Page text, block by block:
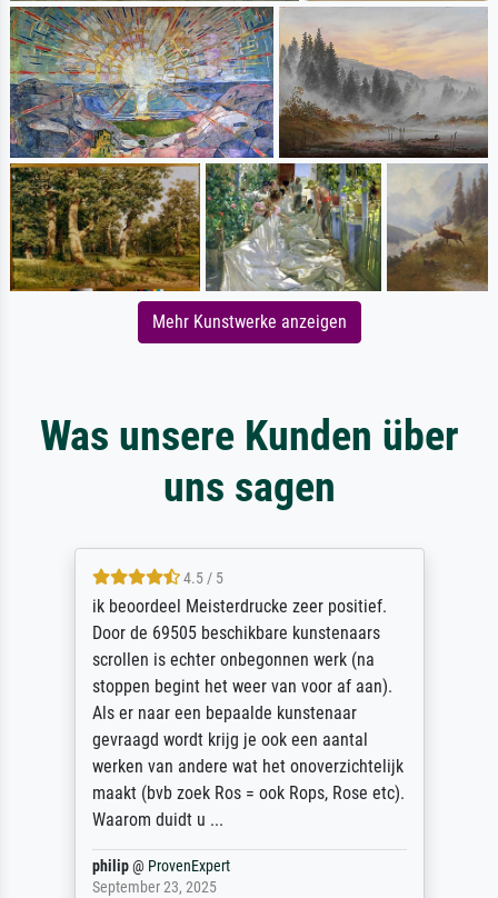
Mehr Kunstwerke anzeigen
Was unsere Kunden über
uns sagen
4.5 / 5
ik beoordeel Meisterdrucke zeer positief.
Door de 69505 beschikbare kunstenaars
scrollen is echter onbegonnen werk (na
stoppen begint het weer van voor af aan).
Als er naar een bepaalde kunstenaar
gevraagd wordt krijg je ook een aantal
werken van andere wat het onoverzichtelijk
maakt (bvb zoek Ros = ook Rops, Rose etc).
Waarom duidt u ...
philip@ ProvenExpert
September 23, 2025